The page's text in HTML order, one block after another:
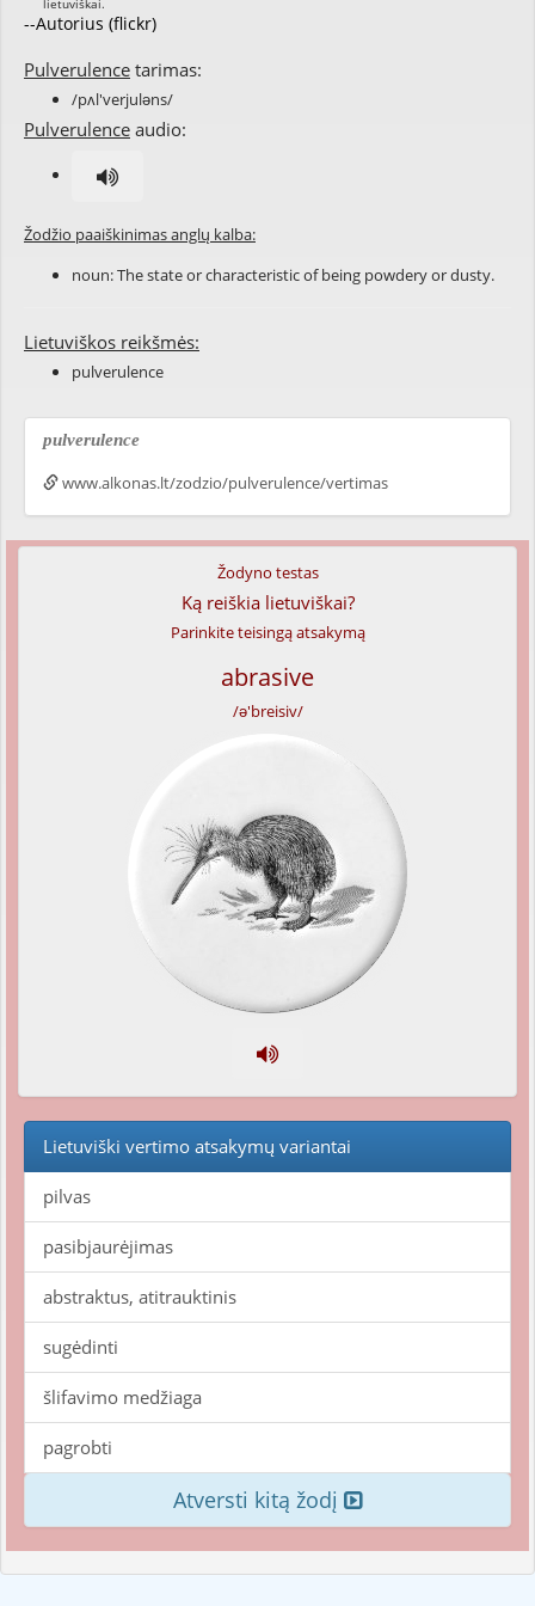
--Autorius (flickr)
Pulverulence tarimas:
/pʌl'verjuləns/
Pulverulence audio:
Žodžio paaiškinimas anglų kalba:
noun: The state or characteristic of being powderyordusty.
Lietuviškos reikšmės:
pulverulence
pulverulence
www.alkonas.lt/zodzio/pulverulence/vertimas
Žodyno testas
Ką reiškia lietuviškai?
Parinkite teisingą atsakymą
abrasive
/ə'breisiv/
Lietuviški vertimo atsakymų variantai
pilvas
pasibjaurėjimas
abstraktus, atitrauktinis
sugėdinti
šlifavimo medžiaga
pagrobti
Atversti kitą žodį